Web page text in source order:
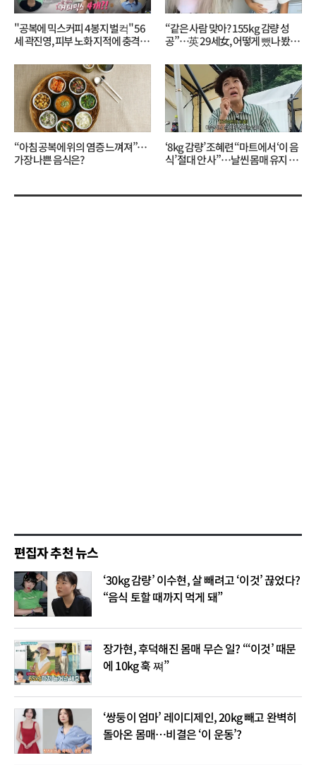
"공복에 믹스커피 4봉지 벌컥" 56
세 곽진영, 피부 노화 지적에 충격…
“같은 사람 맞아? 155kg 감량 성
공”…英 29세女, 어떻게 뺐나 봤더
“아침 공복에 위의 염증 느껴져”…
가장 나쁜 음식은?
‘8kg 감량’ 조혜련 “마트에서 ‘이 음
식’ 절대 안 사”…날씬 몸매 유지 비
편집자 추천 뉴스
‘30kg 감량’ 이수현, 살 빼려고 ‘이것’ 끊었다?
“음식 토할 때까지 먹게 돼”
장가현, 후덕해진 몸매 무슨 일? “‘이것’ 때문
에 10kg 훅 쪄”
‘쌍둥이 엄마’ 레이디제인, 20kg 빼고 완벽히
돌아온 몸매…비결은 ‘이 운동’?